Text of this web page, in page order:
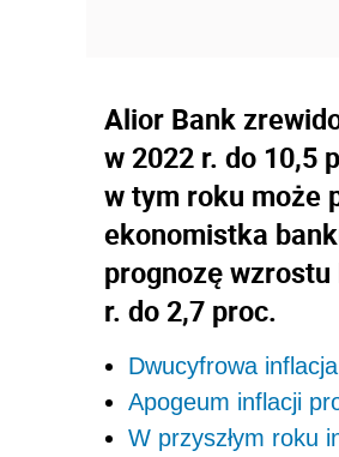
Alior Bank
w 2022 r. do 10,5
w tym roku może
ekonomistka
prognozę wzrostu
r. do 2,7 proc.
Dwucyfrowa
Apogeum inflacji
W przyszłym roku